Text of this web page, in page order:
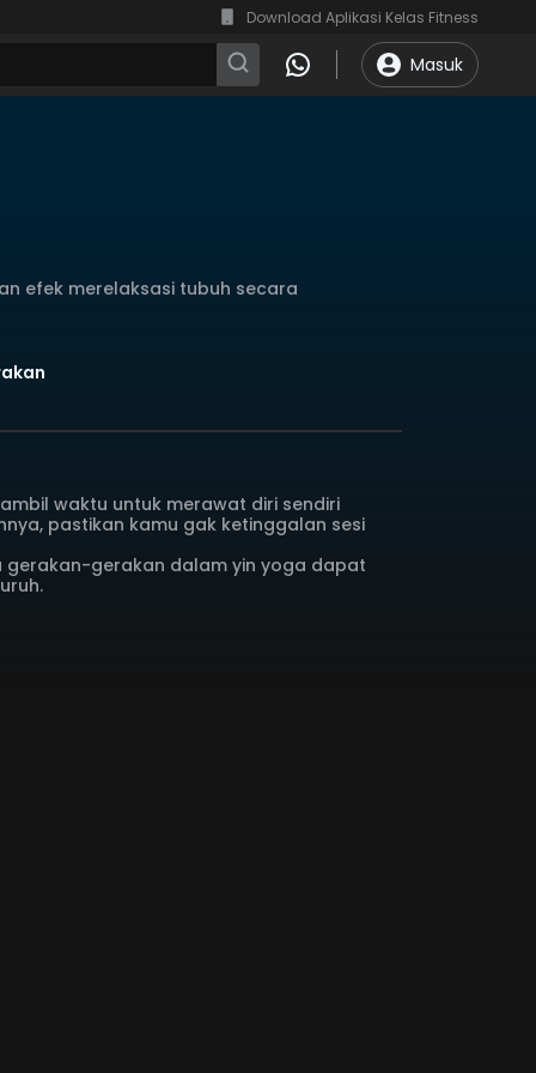
Download Aplikasi Kelas Fitness
Masuk
efek merelaksasi tubuh secara
waktu untuk merawat diri sendiri
pastikan kamu gak ketinggalan sesi
gerakan-gerakan dalam yin yoga dapat